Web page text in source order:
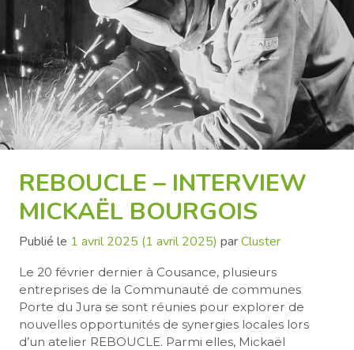
REBOUCLE – INTERVIEW
MICKAËL BOURGOIS
Publié le 1 avril 2025 (1 avril 2025) parCluster
Le 20 février dernier à Cousance, plusieurs
entreprises de la Communauté de communes
Porte du Jura se sont réunies pour explorer de
nouvelles opportunités de synergies locales lors
d’un atelier REBOUCLE. Parmi elles, Mickaël